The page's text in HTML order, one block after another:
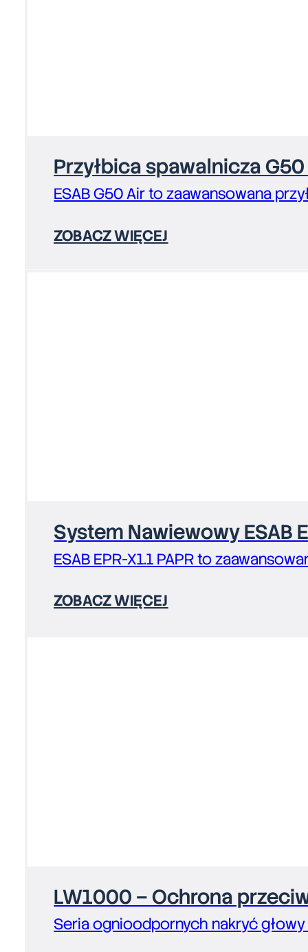
Przyłbica spawalnicza
ESAB G50 Air to zaawansowana
ZOBACZ WIĘCEJ
System Nawiewowy ESAB
ESAB EPR-X1.1 PAPR to
ZOBACZ WIĘCEJ
LW1000 – Ochrona
Seria ognioodpornych nakryć